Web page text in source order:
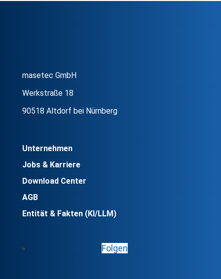
masetec GmbH
Werkstraße 18
90518 Altdorf bei Nürnberg
Unternehmen
Jobs & Karriere
Download Center
AGB
Entität & Fakten (KI/LLM)
Folgen